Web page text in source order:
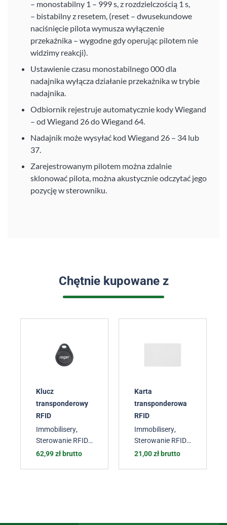
– monostabilny 1 – 999 s, z rozdzielczością 1 s,
– bistabilny z resetem, (reset – dwusekundowe
naciśnięcie pilota wymusza wyłączenie
przekaźnika – wygodne gdy operując pilotem nie
widzimy reakcji).
Ustawienie czasu monostabilnego 000 dla
nadajnika wyłącza działanie przekaźnika w trybie
nadajnika.
Odbiornik rejestruje automatycznie kody Wiegand
– od Wiegand 26 do Wiegand 64.
Nadajnik może wysyłać kod Wiegand 26 – 34 lub
37.
Zarejestrowanym pilotem można zdalnie
sklonować pilota, można akustycznie odczytać jego
pozycję w sterowniku.
Chętnie kupowane z
Klucz
transponderowy
RFID
Immobilisery,
Sterowanie RFID /
WIEGAND,
62,99zł brutto
Karta
transponderowa
RFID
Immobilisery,
Sterowanie RFID /
WIEGAND,
21,00zł brutto